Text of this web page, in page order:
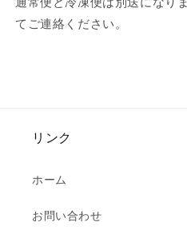
てご連絡ください。
リンク
ホーム
お問い合わせ